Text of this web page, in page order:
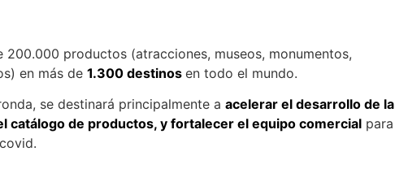
200.000 productos (atracciones, museos, monumentos,
en más de 1.300 destinos en todo el mundo.
se destinará principalmente a acelerar el desarrollo de la
catálogo de productos, y fortalecer el equipo comercial para